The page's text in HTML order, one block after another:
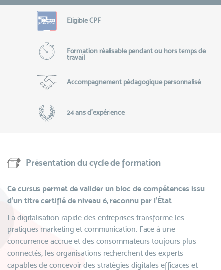
Eligible CPF
Formation réalisable pendant ou hors temps de
travail
Accompagnement pédagogique personnalisé
24 ans d'expérience
Présentation du cycle de formation
Ce cursus permet de valider un bloc de compétences issu
d’un titre certifié de niveau 6, reconnu par l’État
La digitalisation rapide des entreprises transforme les
pratiques marketing et communication. Face à une
concurrence accrue et des consommateurs toujours plus
connectés, les organisations recherchent des experts
capables de concevoir des stratégies digitales efficaces et